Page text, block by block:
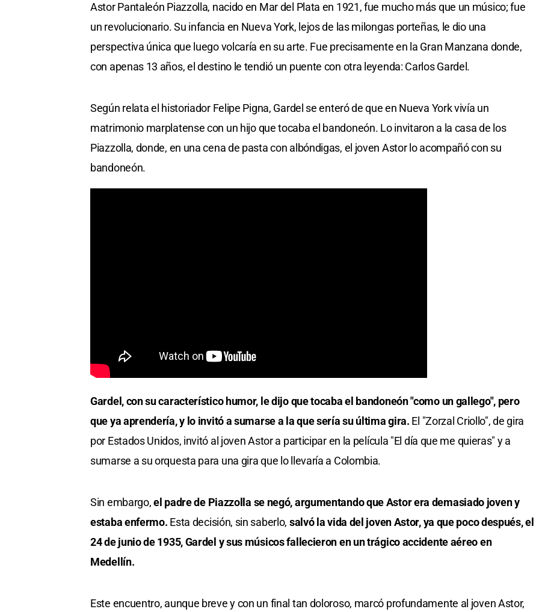
Astor Pantaleón Piazzolla, nacido en Mar del Plata en 1921, fue mucho más que un músico; fue
un revolucionario. Su infancia en Nueva York, lejos de las milongas porteñas, le dio una
perspectiva única que luego volcaría en su arte. Fue precisamente en la Gran Manzana donde,
con apenas 13 años, el destino le tendió un puente con otra leyenda: Carlos Gardel.
Según relata el historiador Felipe Pigna, Gardel se enteró de que en Nueva York vivía un
matrimonio marplatense con un hijo que tocaba el bandoneón. Lo invitaron a la casa de los
Piazzolla, donde, en una cena de pasta con albóndigas, el joven Astor lo acompañó con su
bandoneón.
Gardel, con su característico humor, le dijo que tocaba el bandoneón "como un gallego", pero
que ya aprendería, y lo invitó a sumarse a la que sería su última gira. El "Zorzal Criollo", de gira
por Estados Unidos, invitó al joven Astor a participar en la película "El día que me quieras" y a
sumarse a su orquesta para una gira que lo llevaría a Colombia.
Sin embargo,el padre de Piazzolla se negó, argumentando que Astor era demasiado joven y
estaba enfermo. Esta decisión, sin saberlo, salvó la vida del joven Astor, ya que poco después, el
24 de junio de 1935, Gardel y sus músicos fallecieron en un trágico accidente aéreo en
Medellín.
Este encuentro, aunque breve y con un final tan doloroso, marcó profundamente al joven Astor,